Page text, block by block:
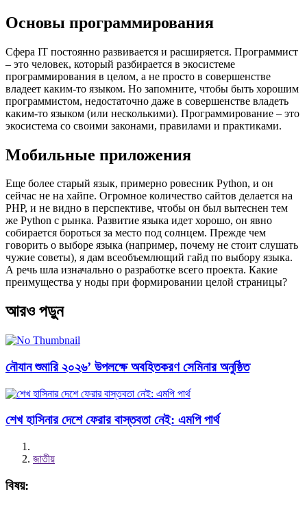
Основы программирования
Сфера IT постоянно развивается и расширяется. Программист
– это человек, который разбирается в экосистеме
программирования в целом, а не просто в совершенстве
владеет каким-то языком. Но запомните, чтобы быть хорошим
программистом, недостаточно даже в совершенстве владеть
каким-то языком (или несколькими). Программирование – это
экосистема со своими законами, правилами и практиками.
Мобильные приложения
Еще более старый язык, примерно ровесник Python, и он
сейчас не на хайпе. Огромное количество сайтов делается на
PHP, и не видно в перспективе, чтобы он был вытеснен тем
же Python с рынка. Развитие языка идет хорошо, он явно
собирается бороться за место под солнцем. Прежде чем
говорить о выборе языка (например, почему не стоит слушать
чужие советы), я дам всеобъемлющий гайд по выбору языка.
А речь шла изначально о разработке всего проекта. Какие
преимущества у ноды при формировании целой страницы?
আরও পড়ুন
নৌযান শুমারি ২০২৬’ উপলক্ষে অবহিতকরণ সেমিনার অনুষ্ঠিত
শেখ হাসিনার দেশে ফেরার বাস্তবতা নেই: এমপি পার্থ
জাতীয়
বিষয়: